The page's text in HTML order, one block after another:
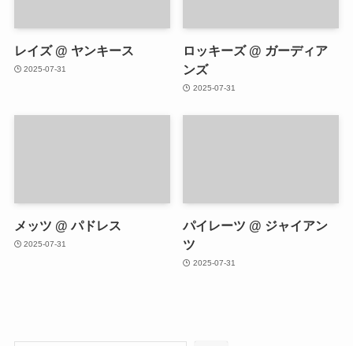
レイズ @ ヤンキース
2025-07-31
ロッキーズ @ ガーディア
ンズ
2025-07-31
メッツ @ パドレス
2025-07-31
パイレーツ @ ジャイアン
ツ
2025-07-31